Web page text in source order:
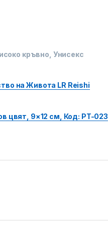
кръвно, Унисекс
на Живота LR Reishi
цвят, 9×12 см, Код: PT-023